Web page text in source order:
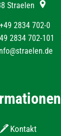
Straelen
+49 2834 702-0
2834 702-101
Kontakt